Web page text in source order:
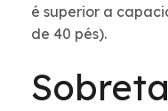
é superior a
de 40 pés).